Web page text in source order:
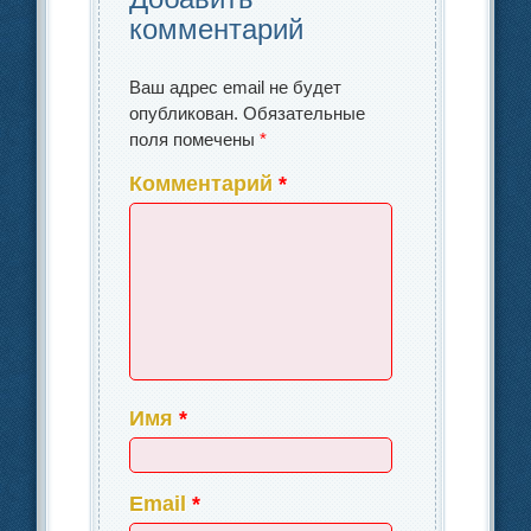
комментарий
Ваш адрес email не будет
опубликован. Обязательные
поля помечены*
Комментарий*
Имя*
Email*